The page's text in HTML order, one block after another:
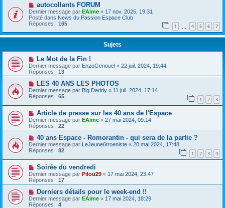
autocollants FORUM
Dernier message par EAime « 17 nov. 2025, 19:31
Posté dans News du Passion Espace Club
Réponses : 165 1 4 5 6 7
Sujets
Le Mot de la Fin !
Dernier message par EnzoGenouel « 22 juil. 2024, 19:44
Réponses : 13
LES 40 ANS LES PHOTOS
Dernier message par Big Daddy « 11 juil. 2024, 17:14
Réponses : 65 1 2 3
Article de presse sur les 40 ans de l'Espace
Dernier message par EAime « 27 mai 2024, 09:14
Réponses : 22
40 ans Espace - Romorantin - qui sera de la partie ?
Dernier message par LeJeune6troeniste « 20 mai 2024, 17:48
Réponses : 82 1 2 3 4
Soirée du vendredi
Dernier message par Pilou29 « 17 mai 2024, 23:47
Réponses : 17
Derniers détails pour le week-end !!
Dernier message par EAime « 17 mai 2024, 18:29
Réponses : 4